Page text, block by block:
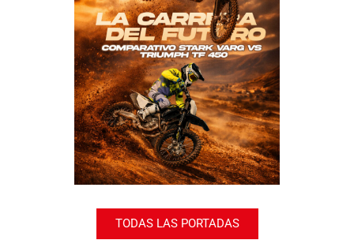
TODAS LAS PORTADAS